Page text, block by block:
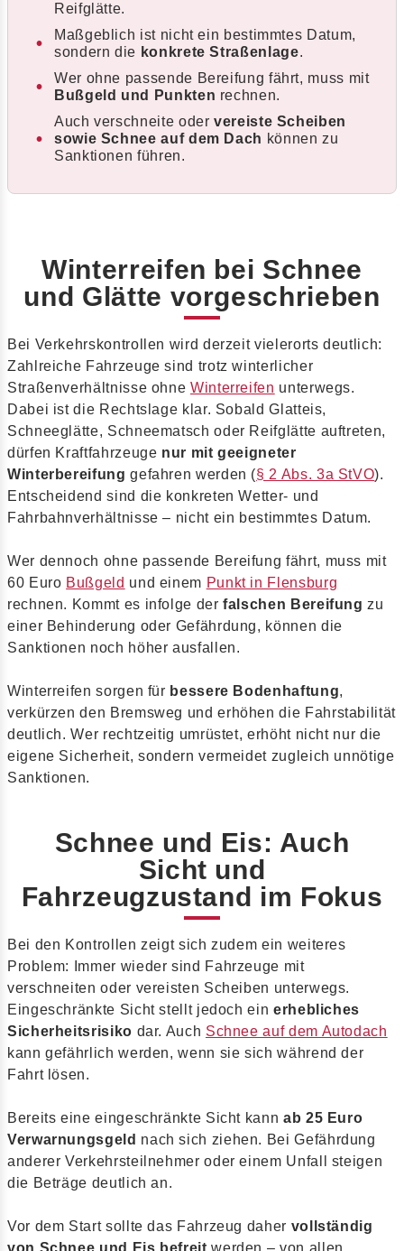
Reifglätte.
Maßgeblich ist nicht ein bestimmtes Datum,
sondern die konkrete Straßenlage.
Wer ohne passende Bereifung fährt, muss mit
Bußgeld und Punkten rechnen.
Auch verschneite odervereiste Scheiben
sowie Schnee auf dem Dach können zu
Sanktionen führen.
Winterreifen bei Schnee
und Glätte vorgeschrieben
Bei Verkehrskontrollen wird derzeit vielerorts deutlich:
Zahlreiche Fahrzeuge sind trotz winterlicher
Straßenverhältnisse ohne Winterreifen unterwegs.
Dabei ist die Rechtslage klar. Sobald Glatteis,
Schneeglätte, Schneematsch oder Reifglätte auftreten,
dürfen Kraftfahrzeuge nur mit geeigneter
Winterbereifung gefahren werden (§ 2 Abs. 3a StVO).
Entscheidend sind die konkreten Wetter- und
Fahrbahnverhältnisse – nicht ein bestimmtes Datum.
Wer dennoch ohne passende Bereifung fährt, muss mit
60 Euro Bußgeld und einem Punkt in Flensburg
rechnen. Kommt es infolge derfalschen Bereifung zu
einer Behinderung oder Gefährdung, können die
Sanktionen noch höher ausfallen.
Winterreifen sorgen für bessere Bodenhaftung,
verkürzen den Bremsweg und erhöhen die Fahrstabilität
deutlich. Wer rechtzeitig umrüstet, erhöht nicht nur die
eigene Sicherheit, sondern vermeidet zugleich unnötige
Sanktionen.
Schnee und Eis: Auch
Sicht und
Fahrzeugzustand im Fokus
Bei den Kontrollen zeigt sich zudem ein weiteres
Problem: Immer wieder sind Fahrzeuge mit
verschneiten oder vereisten Scheiben unterwegs.
Eingeschränkte Sicht stellt jedoch ein erhebliches
Sicherheitsrisiko dar. Auch Schnee auf dem Autodach
kann gefährlich werden, wenn sie sich während der
Fahrt lösen.
Bereits eine eingeschränkte Sicht kann ab 25 Euro
Verwarnungsgeld nach sich ziehen. Bei Gefährdung
anderer Verkehrsteilnehmer oder einem Unfall steigen
die Beträge deutlich an.
Vor dem Start sollte das Fahrzeug daher vollständig
von Schnee und Eis befreit werden – von allen